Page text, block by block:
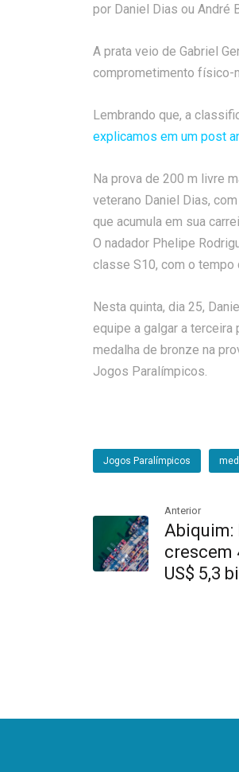
por Daniel Dias ou André
A prata veio de Gabriel
comprometimento físico-
Lembrando que, a
explicamos em um post
Na prova de 200 m livre
veterano Daniel Dias,
que acumula em sua
O nadador Phelipe
classe S10, com o tempo
Nesta quinta, dia 25,
equipe a galgar a terceira
medalha de bronze na
Jogos Paralímpicos.
Jogos Paralímpicos
Anterior
crescem
US$ 5,3